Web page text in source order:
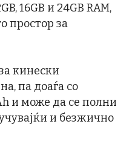
16GB и 24GB RAM,
простор за
кинески
па доаѓа со
и може да се полни
и безжично